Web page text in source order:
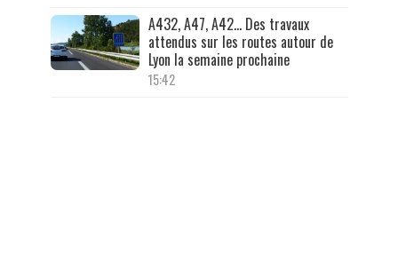
A432, A47, A42… Des travaux
attendus sur les routes autour de
Lyon la semaine prochaine
15:42